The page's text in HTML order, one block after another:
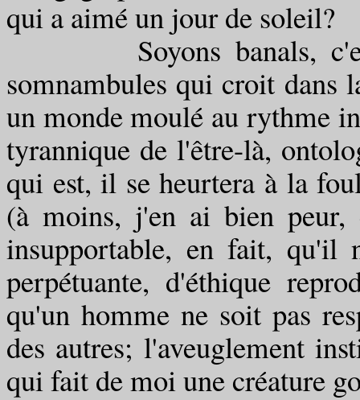
qui a aimé un jour de soleil?
Soyons banals, c'est
somnambules qui croit dans
un monde moulé au rythme
tyrannique de l'être-là,
qui est, il se heurtera à la
(à moins, j'en ai bien
insupportable, en fait, qu'il
perpétuante, d'éthique
qu'un homme ne soit pas
des autres; l'aveuglement
qui fait de moi une créature